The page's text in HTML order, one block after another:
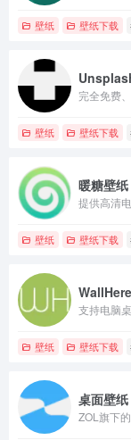
壁纸 壁纸下载
完全免费
壁纸 壁纸下载
暖糖壁纸
提供高清
壁纸 壁纸下载
支持电脑
壁纸 壁纸下载
桌面壁纸
ZOL旗下